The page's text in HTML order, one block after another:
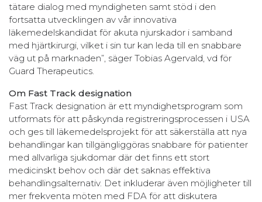
tätare dialog med myndigheten samt stöd i den
fortsatta utvecklingen av vår innovativa
läkemedelskandidat för akuta njurskador i samband
med hjärtkirurgi, vilket i sin tur kan leda till en snabbare
väg ut på marknaden”, säger Tobias Agervald, vd för
Guard Therapeutics.
Om Fast Track designation
Fast Track designation är ett myndighetsprogram som
utformats för att påskynda registreringsprocessen i USA
och ges till läkemedelsprojekt för att säkerställa att nya
behandlingar kan tillgängliggöras snabbare för patienter
med allvarliga sjukdomar där det finns ett stort
medicinskt behov och där det saknas effektiva
behandlingsalternativ. Det inkluderar även möjligheter till
mer frekventa möten med FDA för att diskutera